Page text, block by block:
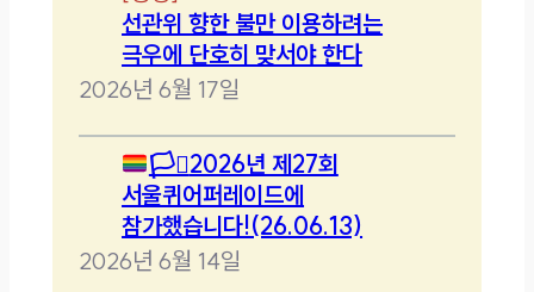
선관위 향한 불만 이용하려는
극우에 단호히 맞서야 한다
2026년 6월 17일
🏳️‍⚧️2026년 제27회
서울퀴어퍼레이드에
참가했습니다!(26.06.13)
2026년 6월 14일